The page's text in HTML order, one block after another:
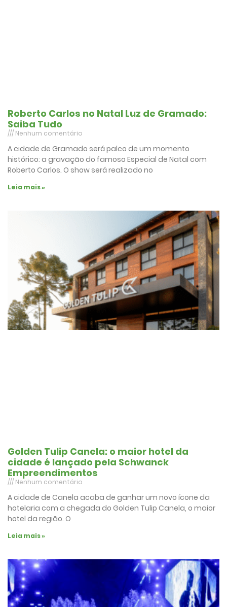
Roberto Carlos no Natal Luz de Gramado:
Saiba Tudo
Nenhum comentário
A cidade de Gramado será palco de um momento
histórico: a gravação do famoso Especial de Natal com
Roberto Carlos. O show será realizado no
Leia mais »
Golden Tulip Canela: o maior hotel da
cidade é lançado pela Schwanck
Empreendimentos
Nenhum comentário
A cidade de Canela acaba de ganhar um novo ícone da
hotelaria com a chegada do Golden Tulip Canela, o maior
hotel da região. O
Leia mais »